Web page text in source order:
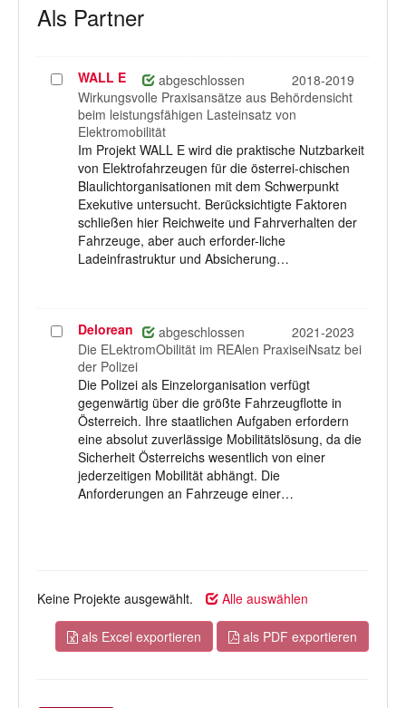
Als Partner
Projekt
auswählen
WALL E abgeschlossen
2018-2019
Wirkungsvolle Praxisansätze aus Behördensicht
beim leistungsfähigen Lasteinsatz von
Elektromobilität
Im Projekt WALL E wird die praktische Nutzbarkeit
von Elektrofahrzeugen für die österrei-chischen
Blaulichtorganisationen mit dem Schwerpunkt
Exekutive untersucht. Berücksichtigte Faktoren
schließen hier Reichweite und Fahrverhalten der
Fahrzeuge, aber auch erforder-liche
Ladeinfrastruktur und Absicherung…
Projekt
auswählen
Delorean abgeschlossen
2021-2023
Die ELektromObilität im REAlen PraxiseiNsatz bei
der Polizei
Die Polizei als Einzelorganisation verfügt
gegenwärtig über die größte Fahrzeugflotte in
Österreich. Ihre staatlichen Aufgaben erfordern
eine absolut zuverlässige Mobilitätslösung, da die
Sicherheit Österreichs wesentlich von einer
jederzeitigen Mobilität abhängt. Die
Anforderungen an Fahrzeuge einer…
Keine Projekte ausgewählt. Alle auswählen
als Excel exportieren als PDF exportieren